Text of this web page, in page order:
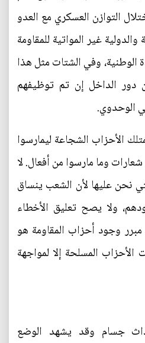
التوازن العسكري مع العدو
غير المواتية للمقاومة
الوطنية، وفي الشتات مثل هذا
دور الداخل إن تم توظيفهم
الوحدوي.
الأحزاب الشجاعة ليمارسوا
وما مارسوا من أفعال. لا
نحن عليها لأن الشعب ينساق
ولا يصح تعليق الأخطاء
وجود أحزاب المقاومة هو
المسلحة إلا لمواجهة
جسام وقد يشهد الوضع